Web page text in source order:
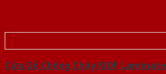
Cửa Gỗ Chống Cháy MDF Laminate